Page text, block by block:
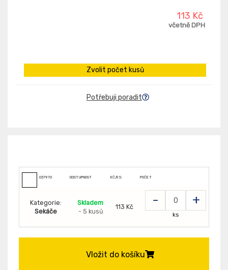
113 Kč
včetně DPH
Zvolit počet kusů
Potřebuji poradit
037970 DOSTUPNOST KČ/KS: POČET
Kategorie:
Sekáče
Skladem
- 5 kusů
113 Kč - +
ks
Vložit do košíku